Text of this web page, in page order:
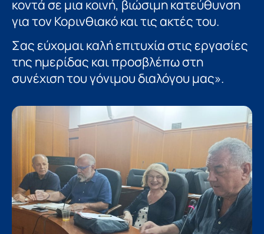
κοντά σε μια κοινή, βιώσιμη κατεύθυνση
για τον Κορινθιακό και τις ακτές του.
Σας εύχομαι καλή επιτυχία στις εργασίες
της ημερίδας και προσβλέπω στη
συνέχιση του γόνιμου διαλόγου μας».